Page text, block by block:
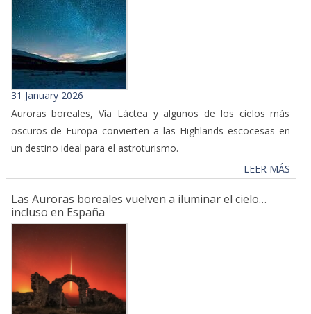
31 January 2026
Auroras boreales, Vía Láctea y algunos de los cielos más
oscuros de Europa convierten a las Highlands escocesas en
un destino ideal para el astroturismo.
LEER MÁS
Las Auroras boreales vuelven a iluminar el cielo…
incluso en España